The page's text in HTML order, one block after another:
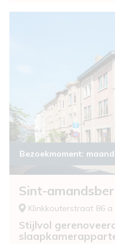
Bezoekmoment:
Sint-
Klinkkouterstraat 86 a
Stijlvol